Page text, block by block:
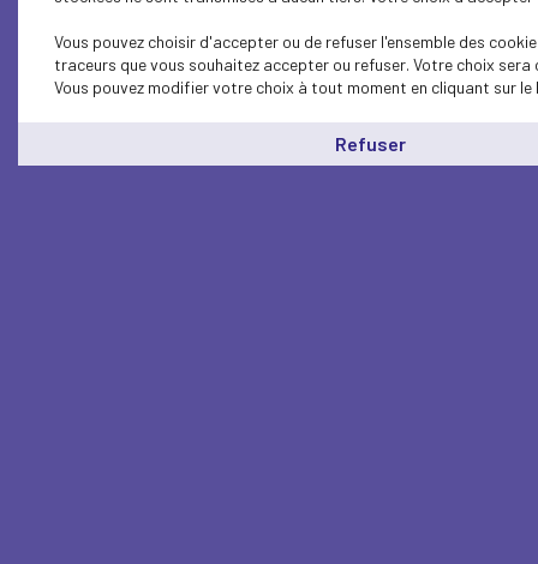
Vous pouvez choisir d'accepter ou de refuser l'ensemble des
traceurs que vous souhaitez accepter ou refuser. Votre choix
Vous pouvez modifier votre choix à tout moment en cliquant sur le
Refuser